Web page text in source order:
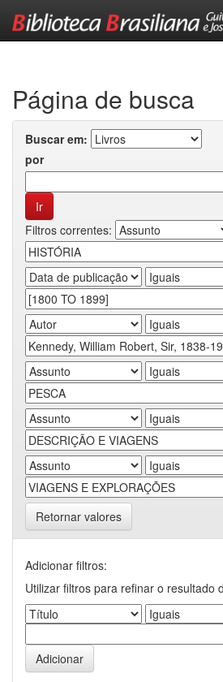
Página de busca
Buscar em:
por
Filtros correntes:
Retornar valores
Adicionar filtros:
Utilizar filtros para refinar o resultado